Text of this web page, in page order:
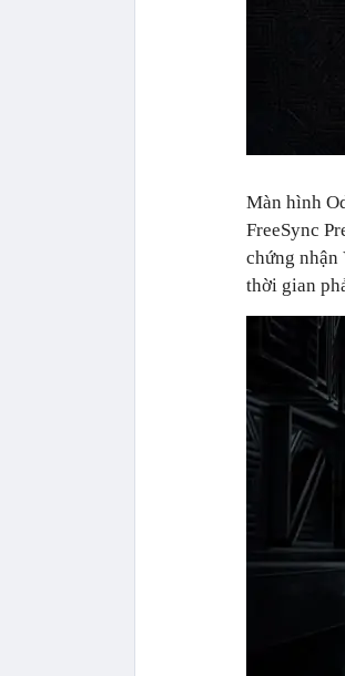
Màn hình
FreeSync
chứng nhận
thời gian